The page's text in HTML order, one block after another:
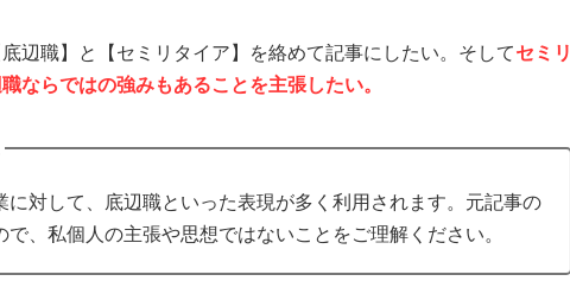
辺職】と【セミリタイア】を絡めて記事にしたい。そしてセミリ
ならではの強みもあることを主張したい。
に対して、底辺職といった表現が多く利用されます。元記事の
、私個人の主張や思想ではないことをご理解ください。